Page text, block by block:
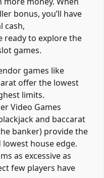
bonus, you’ll have
cash,
ready to explore the
games.
games like
offer the lowest
limits.
Video Games
and baccarat
banker) provide the
house edge.
as excessive as
few players have